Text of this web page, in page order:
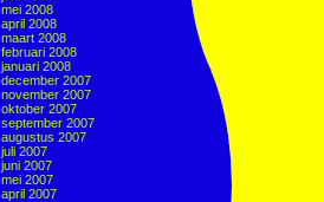
mei 2008
april 2008
maart 2008
februari 2008
januari 2008
december 2007
november 2007
oktober 2007
september 2007
augustus 2007
juli 2007
juni 2007
mei 2007
april 2007